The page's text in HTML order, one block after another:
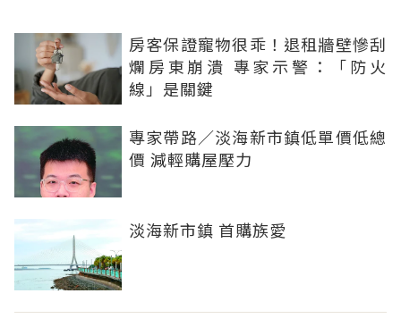
房客保證寵物很乖！退租牆壁慘刮
爛房東崩潰 專家示警：「防火
線」是關鍵
專家帶路／淡海新市鎮低單價低總
價 減輕購屋壓力
淡海新市鎮 首購族愛